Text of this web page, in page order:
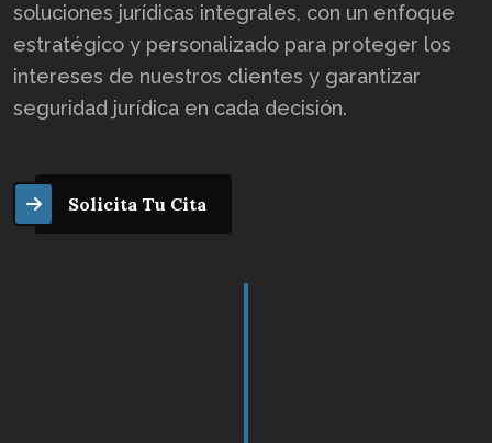
soluciones jurídicas integrales, con un enfoque
estratégico y personalizado para proteger los
intereses de nuestros clientes y garantizar
seguridad jurídica en cada decisión.
Solicita Tu Cita